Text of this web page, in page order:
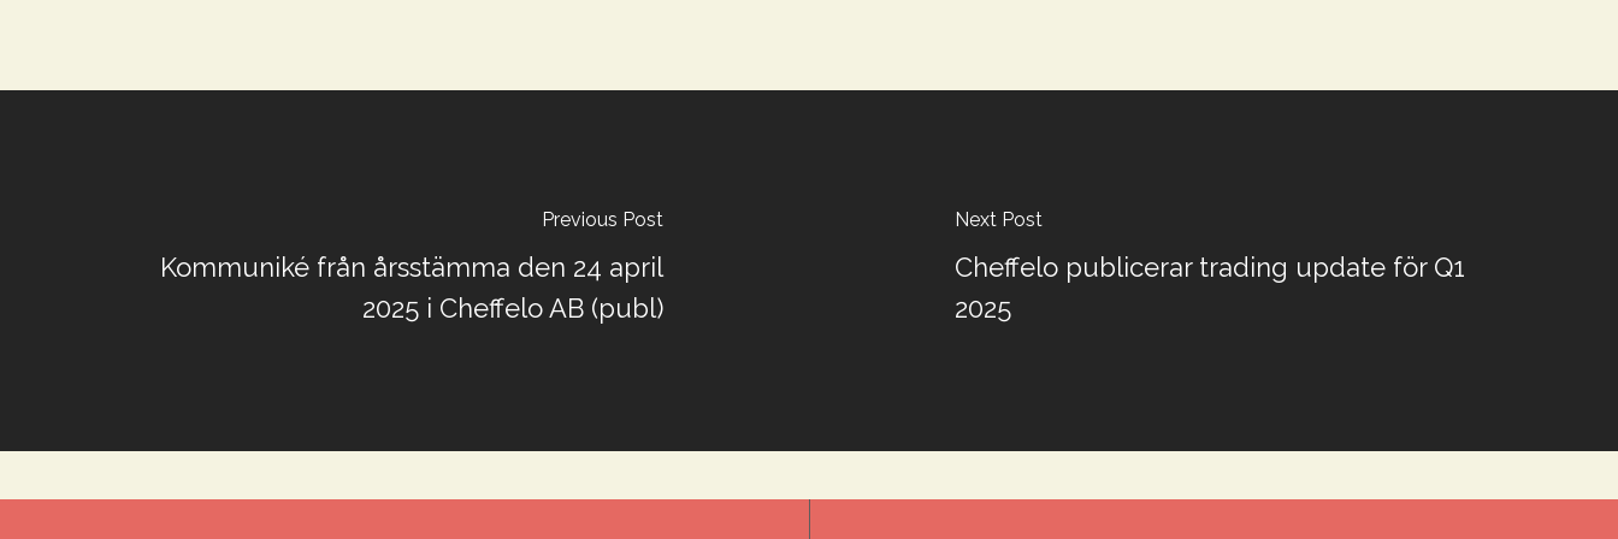
Previous Post
Kommuniké från årsstämma den 24 april
2025 i Cheffelo AB (publ)
Next Post
Cheffelo publicerar trading update för Q1
2025